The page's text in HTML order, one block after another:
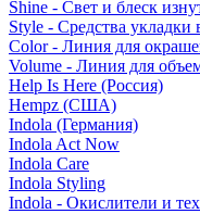
Shine - Свет и блеск
Style - Средства укладки
Color - Линия для
Volume - Линия для
Help Is Here (Россия)
Hempz (США)
Indola (Германия)
Indola Act Now
Indola Care
Indola Styling
Indola - Окислители и